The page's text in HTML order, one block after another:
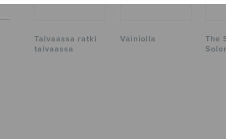
Taivaassa ratki
taivaassa
Vainiolla
The